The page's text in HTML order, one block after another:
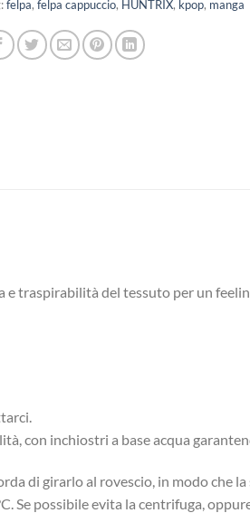
felpa,felpa cappuccio, HUNTRIX, kpop, manga
e traspirabilità del tessuto per un
con inchiostri a base acqua
di girarlo al rovescio, in modo che
possibile evita la centrifuga,